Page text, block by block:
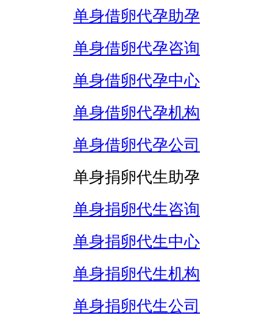
单身借卵代孕助孕
单身借卵代孕咨询
单身借卵代孕中心
单身借卵代孕机构
单身借卵代孕公司
单身捐卵代生助孕
单身捐卵代生咨询
单身捐卵代生中心
单身捐卵代生机构
单身捐卵代生公司